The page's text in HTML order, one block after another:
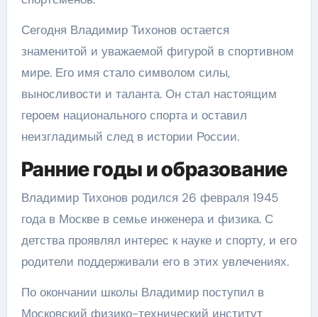
Сегодня Владимир Тихонов остается
знаменитой и уважаемой фигурой в спортивном
мире. Его имя стало символом силы,
выносливости и таланта. Он стал настоящим
героем национального спорта и оставил
неизгладимый след в истории России.
Ранние годы и образование
Владимир Тихонов родился 26 февраля 1945
года в Москве в семье инженера и физика. С
детства проявлял интерес к науке и спорту, и его
родители поддерживали его в этих увлечениях.
По окончании школы Владимир поступил в
Московский физико-технический институт